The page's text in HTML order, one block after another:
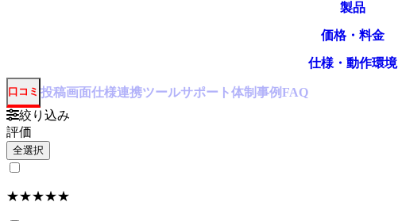
製品
価格・料金
仕様・動作環境
口コミ 投稿画面仕様連携ツールサポート体制 事例FAQ
絞り込み
評価
全選択
★★★★★